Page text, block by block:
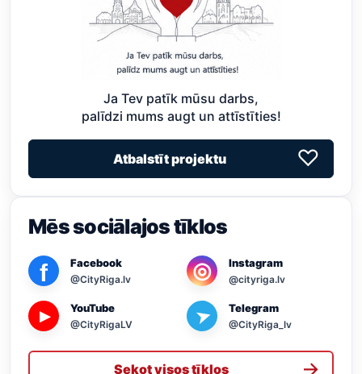
Ja Tev patīk mūsu darbs,
palīdzi mums augt un attīstīties!
Atbalstīt projektu ♡
Mēs sociālajos tīklos
f Facebook
@CityRiga.lv ◎ Instagram
@cityriga.lv
▶
YouTube
@CityRigaLV ➤ Telegram
@CityRiga_lv
Sekot visos tīklos →